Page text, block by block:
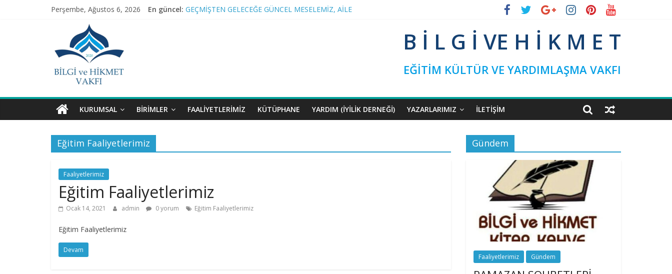
Perşembe, Ağustos 6, 2026 En güncel: GEÇMİŞTEN GELECEĞE GÜNCEL MESELEMİZ, AİLE
Bilgi
ve
Hikmet
Vakfı
Bilgi
ve
Vakfı
B İ L G İ VE H İ K M E T
EĞİTİM KÜLTÜR VE YARDIMLAŞMA VAKFI
KURUMSAL BIRIMLER FAALIYETLERIMIZ KÜTÜPHANE YARDIM (İYILIK DERNEĞI) YAZARLARIMIZ İLETIŞIM
Eğitim Faaliyetlerimiz
Faaliyetlerimiz
Eğitim Faaliyetlerimiz
Ocak 14, 2021 admin 0 yorum Eğitim Faaliyetlerimiz
Eğitim Faaliyetlerimiz
Devam
Gündem
Faaliyetlerimiz Gündem